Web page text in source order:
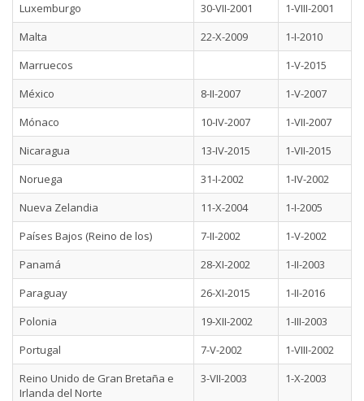
Luxemburgo
30-VII-2001
1-VIII-2001
Malta
22-X-2009
1-I-2010
Marruecos
1-V-2015
México
8-II-2007
1-V-2007
Mónaco
10-IV-2007
1-VII-2007
Nicaragua
13-IV-2015
1-VII-2015
Noruega
31-I-2002
1-IV-2002
Nueva Zelandia
11-X-2004
1-I-2005
Países Bajos (Reino de los)
7-II-2002
1-V-2002
Panamá
28-XI-2002
1-II-2003
Paraguay
26-XI-2015
1-II-2016
Polonia
19-XII-2002
1-III-2003
Portugal
7-V-2002
1-VIII-2002
Reino Unido de Gran Bretaña e
Irlanda del Norte
3-VII-2003 1-X-2003